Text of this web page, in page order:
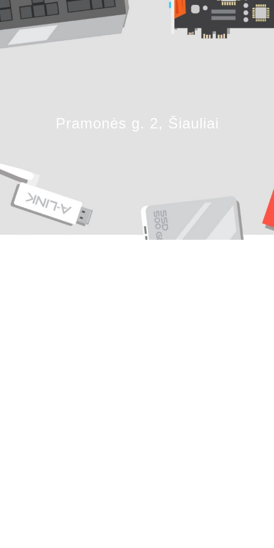
Pramonės g. 2, Šiauliai